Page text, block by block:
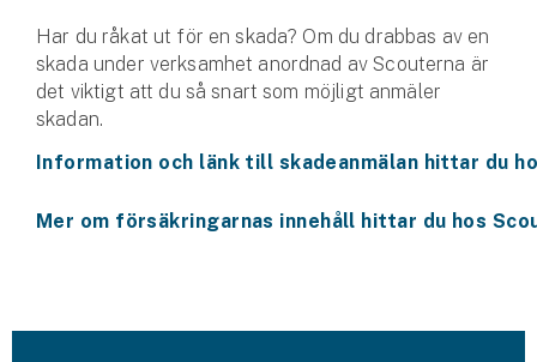
Mc-försäkring
Märkesförsäkringar
Båt
Båtförsäkring
Har du råkat ut för en skada? Om du drabbas av en
skada under verksamhet anordnad av Scouterna är
det viktigt att du så snart som möjligt anmäler
skadan.
Information och länk till skadeanmälan hittar du
Mer om försäkringarnas innehåll hittar du hos